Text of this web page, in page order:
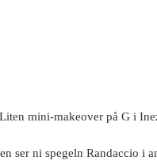
Liten mini-makeover på G i
ser ni spegeln Randaccio i